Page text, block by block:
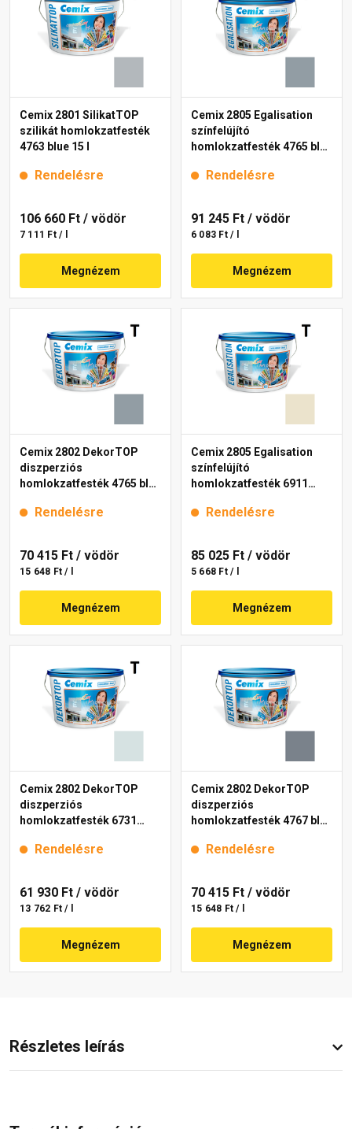
Cemix 2801 SilikatTOP
szilikát homlokzatfesték
4763 blue 15 l
Rendelésre
106 660 Ft / vödör
7 111 Ft / l
Megnézem
Cemix 2805 Egalisation
színfelújító
homlokzatfesték 4765 blue
Rendelésre
91 245 Ft / vödör
6 083 Ft / l
Megnézem
Cemix 2802 DekorTOP
diszperziós
homlokzatfesték 4765 blue
Rendelésre
70 415 Ft / vödör
15 648 Ft / l
Megnézem
Cemix 2805 Egalisation
színfelújító
homlokzatfesték 6911
Rendelésre
85 025 Ft / vödör
5 668 Ft / l
Megnézem
Cemix 2802 DekorTOP
diszperziós
homlokzatfesték 6731
Rendelésre
61 930 Ft / vödör
13 762 Ft / l
Megnézem
Cemix 2802 DekorTOP
diszperziós
homlokzatfesték 4767 blue
Rendelésre
70 415 Ft / vödör
15 648 Ft / l
Megnézem
Részletes leírás